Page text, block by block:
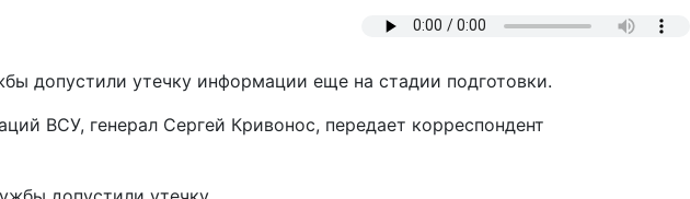
допустили утечку информации еще на стадии подготовки.
ВСУ, генерал Сергей Кривонос, передает корреспондент